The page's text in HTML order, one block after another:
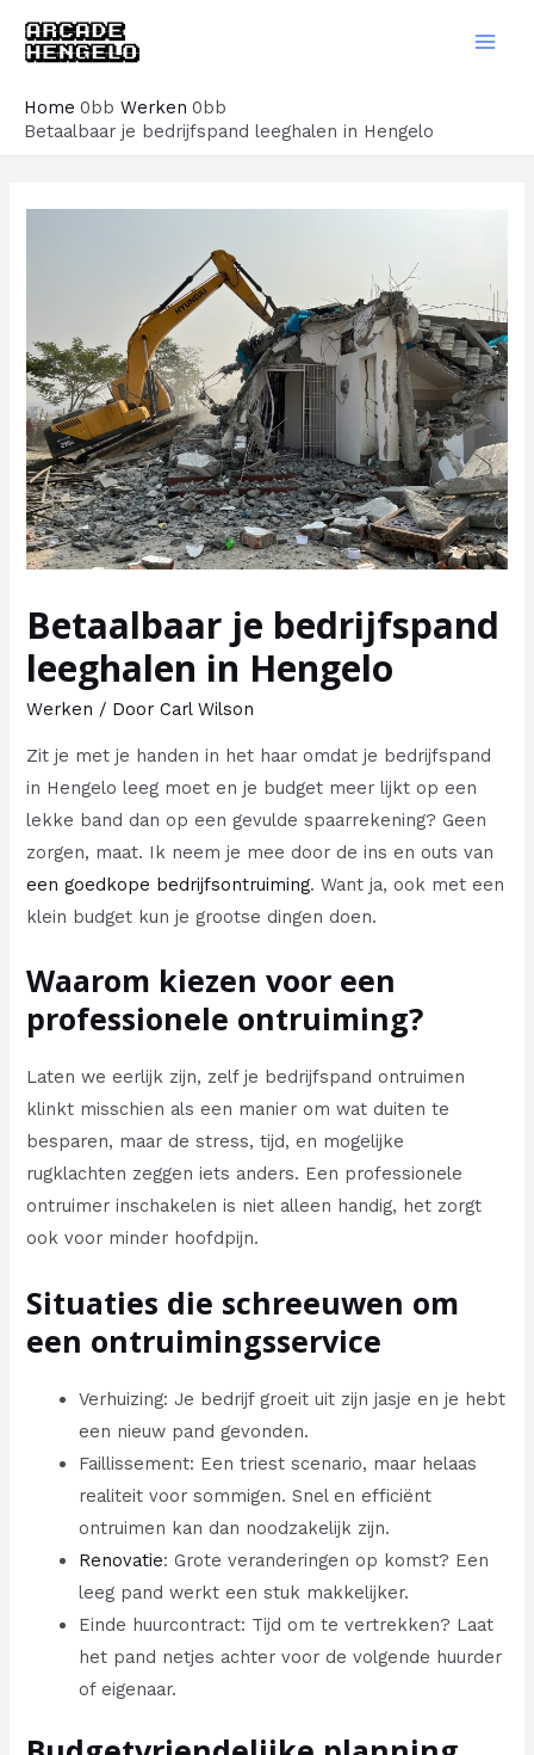
naar
inhoud
Home
Werken
Betaalbaar je bedrijfspand leeghalen in Hengelo
Betaalbaar je bedrijfspand
leeghalen in Hengelo
Werken / DoorCarl Wilson
Zit je met je handen in het haar omdat je bedrijfspand
in Hengelo leeg moet en je budget meer lijkt op een
lekke band dan op een gevulde spaarrekening? Geen
zorgen, maat. Ik neem je mee door de ins en outs van
een goedkope bedrijfsontruiming. Want ja, ook met een
klein budget kun je grootse dingen doen.
Waarom kiezen voor een
professionele ontruiming?
Laten we eerlijk zijn, zelf je bedrijfspand ontruimen
klinkt misschien als een manier om wat duiten te
besparen, maar de stress, tijd, en mogelijke
rugklachten zeggen iets anders. Een professionele
ontruimer inschakelen is niet alleen handig, het zorgt
ook voor minder hoofdpijn.
Situaties die schreeuwen om
een ontruimingsservice
Verhuizing: Je bedrijf groeit uit zijn jasje en je hebt
een nieuw pand gevonden.
Faillissement: Een triest scenario, maar helaas
realiteit voor sommigen. Snel en efficiënt
ontruimen kan dan noodzakelijk zijn.
Renovatie: Grote veranderingen op komst? Een
leeg pand werkt een stuk makkelijker.
Einde huurcontract: Tijd om te vertrekken? Laat
het pand netjes achter voor de volgende huurder
of eigenaar.